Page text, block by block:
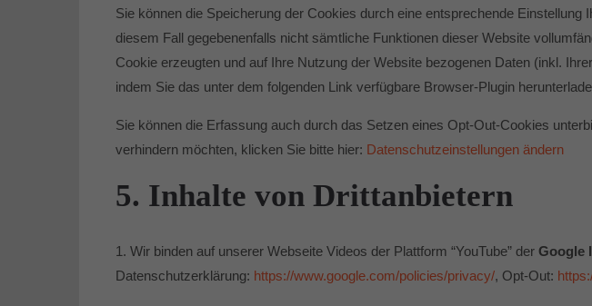
Sie können die Speicherung der Cookies durch eine entsprechende
diesem Fall gegebenenfalls nicht sämtliche Funktionen dieser Website
Cookie erzeugten und auf Ihre Nutzung der Website bezogenen Daten (inkl.
indem Sie das unter dem folgenden Link verfügbare Browser-Plugin
Sie können die Erfassung auch durch das Setzen eines Opt-Out-Cookies
verhindern möchten, klicken Sie bitte hier: Datenschutzeinstellungen ändern
5. Inhalte von Drittanbietern
1. Wir binden auf unserer Webseite Videos der Plattform “YouTube” der Google
Datenschutzerklärung: https://www.google.com/policies/privacy/, Opt-Out: